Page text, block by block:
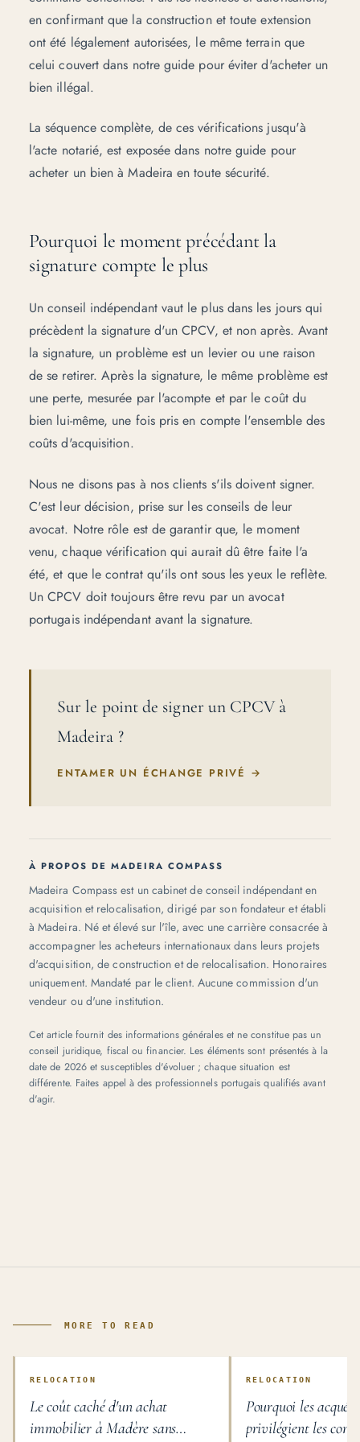
en confirmant que la construction et toute extension
ont été légalement autorisées, le même terrain que
celui couvert dans notre guide pour éviter d'acheter un
bien illégal.
La séquence complète, de ces vérifications jusqu'à
l'acte notarié, est exposée dans notre guide pour
acheter un bien à Madeira en toute sécurité.
Pourquoi le moment précédant la
signature compte le plus
Un conseil indépendant vaut le plus dans les jours qui
précèdent la signature d'un CPCV, et non après. Avant
la signature, un problème est un levier ou une raison
de se retirer. Après la signature, le même problème est
une perte, mesurée par l'acompte et par le coût du
bien lui-même, une fois pris en compte l'ensemble des
coûts d'acquisition.
Nous ne disons pas à nos clients s'ils doivent signer.
C'est leur décision, prise sur les conseils de leur
avocat. Notre rôle est de garantir que, le moment
venu, chaque vérification qui aurait dû être faite l'a
été, et que le contrat qu'ils ont sous les yeux le reflète.
Un CPCV doit toujours être revu par un avocat
portugais indépendant avant la signature.
Sur le point de signer un CPCV à
Madeira ?
ENTAMER UN ÉCHANGE PRIVÉ →
À PROPOS DE MADEIRA COMPASS
Madeira Compass est un cabinet de conseil indépendant en
acquisition et relocalisation, dirigé par son fondateur et établi
à Madeira. Né et élevé sur l'île, avec une carrière consacrée à
accompagner les acheteurs internationaux dans leurs projets
d'acquisition, de construction et de relocalisation. Honoraires
uniquement. Mandaté par le client. Aucune commission d'un
vendeur ou d'une institution.
Cet article fournit des informations générales et ne constitue pas un
conseil juridique, fiscal ou financier. Les éléments sont présentés à la
date de 2026 et susceptibles d'évoluer ; chaque situation est
différente. Faites appel à des professionnels portugais qualifiés avant
d'agir.
MORE TO READ
RELOCATION
Le coût caché d'un achat
immobilier à Madère sans
RELOCATION
Pourquoi les
privilégient les